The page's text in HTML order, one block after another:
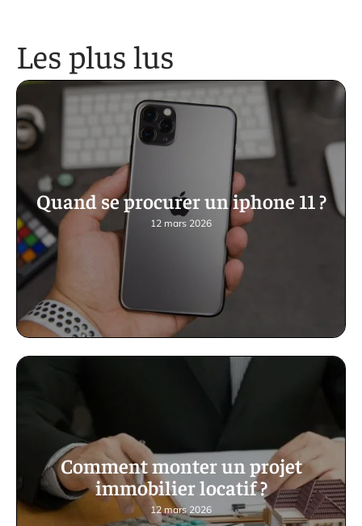
Les plus lus
Quand se procurer un iphone 11 ?
12 mars 2026
Comment monter un projet
immobilier locatif ?
12 mars 2026